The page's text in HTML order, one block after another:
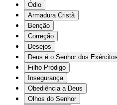
Ódio
Armadura Cristã
Benção
Correção
Desejos
Deus é o Senhor dos Exércitos
Filho Pródigo
Insegurança
Obediência a Deus
Olhos do Senhor